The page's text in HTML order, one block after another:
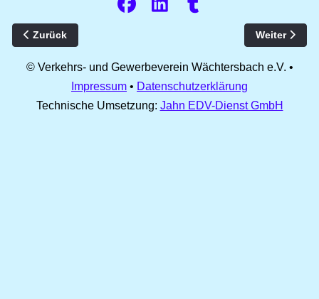
Vorheriger Beitrag: Lotz AG
Zurück Nächster
Weiter
© Verkehrs- und Gewerbeverein Wächtersbach e.V. •
Impressum • Datenschutzerklärung
Technische Umsetzung: Jahn EDV-Dienst GmbH